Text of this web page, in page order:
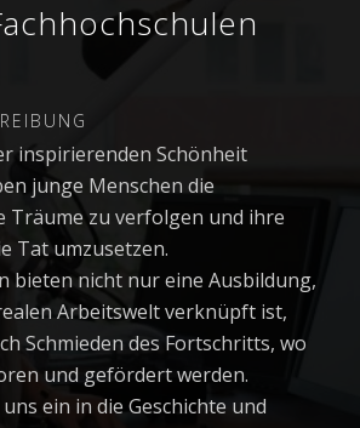
inspirierenden Schönheit
junge Menschen die
Träume zu verfolgen und ihre
Tat umzusetzen.
bieten nicht nur eine Ausbildung,
Arbeitswelt verknüpft ist,
Schmieden des Fortschritts, wo
und gefördert werden.
ein in die Geschichte und